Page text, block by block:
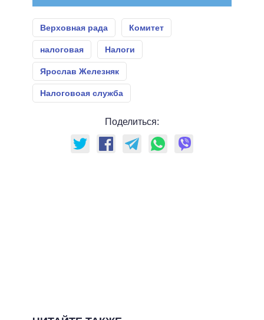
Верховная рада Комитет
налоговая Налоги
Ярослав Железняк
Налоговоая служба
Поделиться: